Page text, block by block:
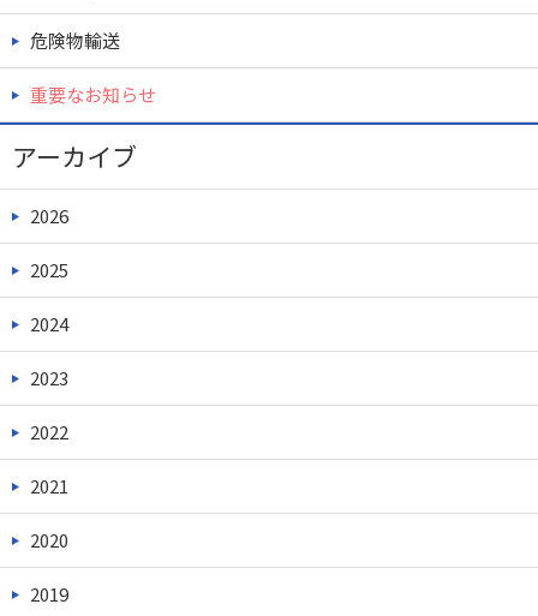
危険物輸送
重要なお知らせ
アーカイブ
2026
2025
2024
2023
2022
2021
2020
2019